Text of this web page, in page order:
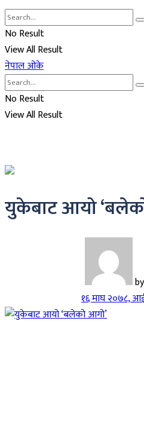
No Result
View All Result
नेपाल ओके
No Result
View All Result
युकेबाट आयो
by
१६ माघ २०७८,